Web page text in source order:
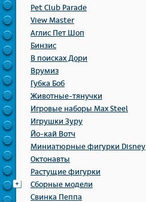
Pet Club Parade
View Master
Аглис Пет Шоп
Бинзис
В поисках Дори
Врумиз
Губка Боб
Животные-тянучки
Игровые наборы Max Steel
Игрушки Зуру
Йо-кай Вотч
Миниатюрные фигурки Disney
Октонавты
Растущие фигурки
Сборные модели
Свинка Пеппа